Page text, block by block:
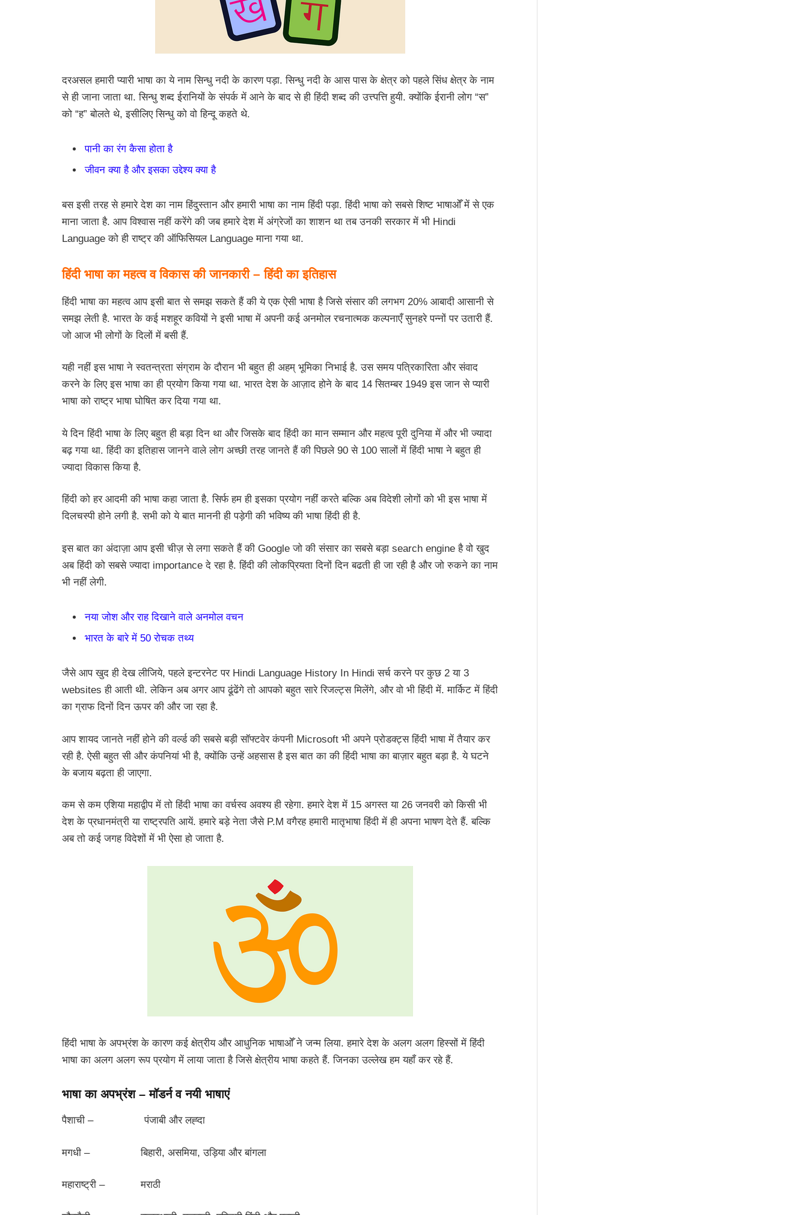
दरअसल हमारी प्यारी भाषा का ये नाम सिन्धु नदी के कारण पड़ा. सिन्धु नदी के आस पास के क्षेत्र को पहले सिंध क्षेत्र के नाम
से ही जाना जाता था. सिन्धु शब्द ईरानियों के संपर्क में आने के बाद से ही हिंदी शब्द की उत्त्पत्ति हुयी. क्योंकि ईरानी लोग “स”
को “ह” बोलते थे, इसीलिए सिन्धु को वो हिन्दू कहते थे.
पानी का रंग कैसा होता है
जीवन क्या है और इसका उद्देश्य क्या है
बस इसी तरह से हमारे देश का नाम हिंदुस्तान और हमारी भाषा का नाम हिंदी पड़ा. हिंदी भाषा को सबसे शिष्ट भाषाओँ में से एक
माना जाता है. आप विश्वास नहीं करेंगे की जब हमारे देश में अंग्रेजों का शाशन था तब उनकी सरकार में भी Hindi
Language को ही राष्ट्र की ऑफिसियल Language माना गया था.
हिंदी भाषा का महत्व व विकास की जानकारी – हिंदी का इतिहास
हिंदी भाषा का महत्व आप इसी बात से समझ सकते हैं की ये एक ऐसी भाषा है जिसे संसार की लगभग 20% आबादी आसानी से
समझ लेती है. भारत के कई मशहूर कवियों ने इसी भाषा में अपनी कई अनमोल रचनात्मक कल्पनाएँ सुनहरे पन्नों पर उतारी हैं.
जो आज भी लोगों के दिलों में बसी हैं.
यही नहीं इस भाषा ने स्वतन्त्रता संग्राम के दौरान भी बहुत ही अहम् भूमिका निभाई है. उस समय पत्रिकारिता और संवाद
करने के लिए इस भाषा का ही प्रयोग किया गया था. भारत देश के आज़ाद होने के बाद 14 सितम्बर 1949 इस जान से प्यारी
भाषा को राष्ट्र भाषा घोषित कर दिया गया था.
ये दिन हिंदी भाषा के लिए बहुत ही बड़ा दिन था और जिसके बाद हिंदी का मान सम्मान और महत्व पूरी दुनिया में और भी ज्यादा
बढ़ गया था. हिंदी का इतिहास जानने वाले लोग अच्छी तरह जानते हैं की पिछले 90 से 100 सालों में हिंदी भाषा ने बहुत ही
ज्यादा विकास किया है.
हिंदी को हर आदमी की भाषा कहा जाता है. सिर्फ हम ही इसका प्रयोग नहीं करते बल्कि अब विदेशी लोगों को भी इस भाषा में
दिलचस्पी होने लगी है. सभी को ये बात माननी ही पड़ेगी की भविष्य की भाषा हिंदी ही है.
इस बात का अंदाज़ा आप इसी चीज़ से लगा सकते हैं की Google जो की संसार का सबसे बड़ा search engine है वो खुद
अब हिंदी को सबसे ज्यादा importance दे रहा है. हिंदी की लोकप्रियता दिनों दिन बढती ही जा रही है और जो रुकने का नाम
भी नहीं लेगी.
नया जोश और राह दिखाने वाले अनमोल वचन
भारत के बारे में 50 रोचक तथ्य
जैसे आप खुद ही देख लीजिये, पहले इन्टरनेट पर Hindi Language History In Hindi सर्च करने पर कुछ 2 या 3
websites ही आती थी. लेकिन अब अगर आप ढूंढेंगे तो आपको बहुत सारे रिजल्ट्स मिलेंगे, और वो भी हिंदी में. मार्किट में हिंदी
का ग्राफ दिनों दिन ऊपर की और जा रहा है.
आप शायद जानते नहीं होने की वर्ल्ड की सबसे बड़ी सॉफ्टवेर कंपनी Microsoft भी अपने प्रोडक्ट्स हिंदी भाषा में तैयार कर
रही है. ऐसी बहुत सी और कंपनियां भी है, क्योंकि उन्हें अहसास है इस बात का की हिंदी भाषा का बाज़ार बहुत बड़ा है. ये घटने
के बजाय बढ़ता ही जाएगा.
कम से कम एशिया महाद्वीप में तो हिंदी भाषा का वर्चस्व अवश्य ही रहेगा. हमारे देश में 15 अगस्त या 26 जनवरी को किसी भी
देश के प्रधानमंत्री या राष्ट्रपति आयें. हमारे बड़े नेता जैसे P.M वगैरह हमारी मातृभाषा हिंदी में ही अपना भाषण देते हैं. बल्कि
अब तो कई जगह विदेशों में भी ऐसा हो जाता है.
हिंदी भाषा के अपभ्रंश के कारण कई क्षेत्रीय और आधुनिक भाषाओँ ने जन्म लिया. हमारे देश के अलग अलग हिस्सों में हिंदी
भाषा का अलग अलग रूप प्रयोग में लाया जाता है जिसे क्षेत्रीय भाषा कहते हैं. जिनका उल्लेख हम यहाँ कर रहे हैं.
भाषा का अपभ्रंश – मॉडर्न व नयी भाषाएं
पैशाची – पंजाबी और लह्दा
मगधी – बिहारी, असमिया, उड़िया और बांगला
महाराष्ट्री – मराठी